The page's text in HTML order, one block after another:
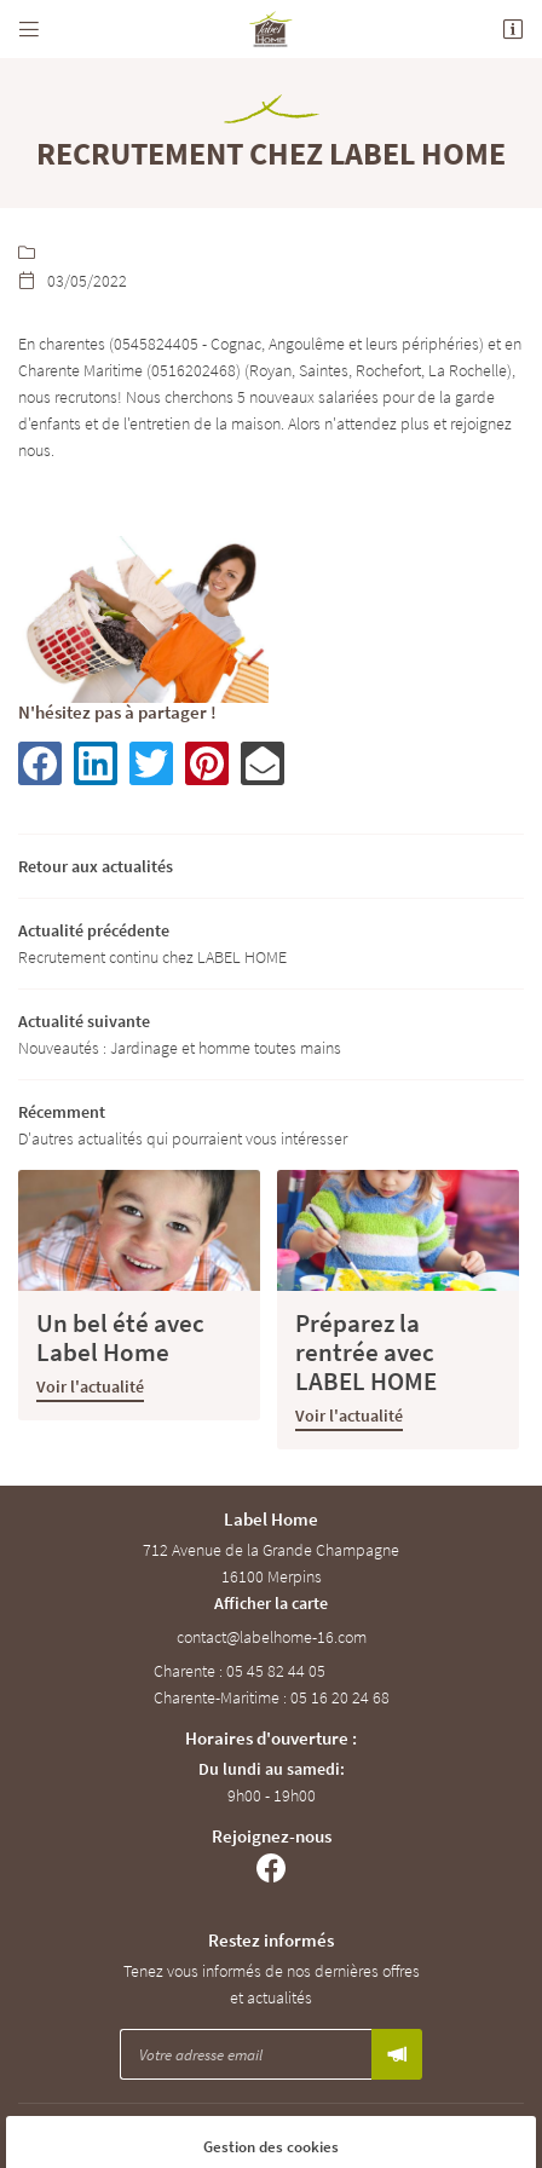

ACCUEIL
DE LA MAISON
– BRICOLAGE
TARIFS
ACTUALITÉS
AVIS

Restez
INSCRIPTION
Rejoignez-
712 Avenue de la Grande Champagne
 Adresse email de réception
En cochant cette case, vous consentez à recevoir nos propositions commerciales à l'adresse
email indiqué ci-dessus. Vous pouvez vous désinscrire à tout moment en utilisant
RECRUTEMENT CHEZ LABEL HOME


03/05/2022
En charentes (0545824405 - Cognac, Angoulême et leurs périphéries) et en
Charente Maritime (0516202468) (Royan, Saintes, Rochefort, La Rochelle),
nous recrutons! Nous cherchons 5 nouveaux salariées pour de la garde
d'enfants et de l'entretien de la maison. Alors n'attendez plus et rejoignez
nous.
N'hésitez pas à partager !
Retour aux actualités
Actualité précédente
Recrutement continu chez LABEL HOME
Actualité suivante
Nouveautés : Jardinage et homme toutes mains
Récemment
D'autres actualités qui pourraient vous intéresser
Un bel été avec
Label Home
Voir l'actualité
Préparez la
rentrée avec
LABEL HOME
Voir l'actualité
Label Home
712 Avenue de la Grande Champagne
16100 Merpins
Afficher la carte
Charente : 05 45 82 44 05
Charente-Maritime : 05 16 20 24 68
Horaires d'ouverture :
Du lundi au samedi:
9h00 - 19h00
Rejoignez-nous
Restez informés
Tenez vous informés de nos dernières offres
et actualités
Conditions générales d'utilisation
Gestion des cookies